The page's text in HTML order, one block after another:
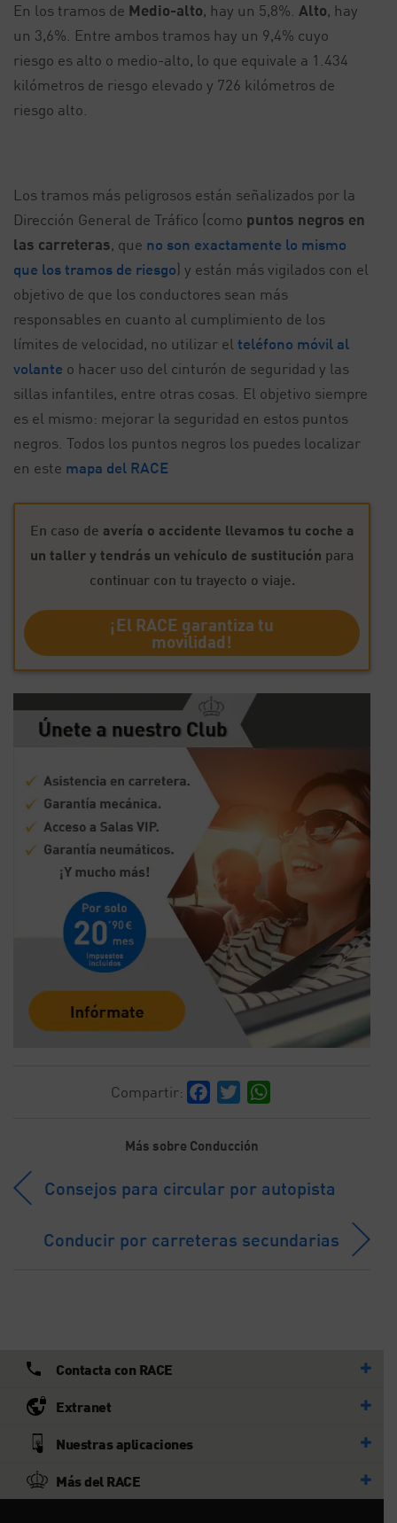
En los tramos de Medio-alto, hay un 5,8%. Alto, hay
un 3,6%. Entre ambos tramos hay un 9,4% cuyo
riesgo es alto o medio-alto, lo que equivale a 1.434
kilómetros de riesgo elevado y 726 kilómetros de
riesgo alto.
Los tramos más peligrosos están señalizados por la
Dirección General de Tráfico (como puntos negros en
las carreteras, que no son exactamente lo mismo
que los tramos de riesgo) y están más vigilados con el
objetivo de que los conductores sean más
responsables en cuanto al cumplimiento de los
límites de velocidad, no utilizar el teléfono móvil al
volante o hacer uso del cinturón de seguridad y las
sillas infantiles, entre otras cosas. El objetivo siempre
es el mismo: mejorar la seguridad en estos puntos
negros. Todos los puntos negros los puedes localizar
en este mapa del RACE
En caso de avería o accidente llevamos tu coche a
un taller y tendrás un vehículo de sustitución para
continuar con tu trayecto o viaje.
¡El RACE garantiza tu
movilidad!
Compartir: Facebook
Twitter
Más sobre Conducción
Consejos para circular por autopista
Conducir por carreteras secundarias
Contacta con RACE
Extranet
Nuestras aplicaciones
Más del RACE